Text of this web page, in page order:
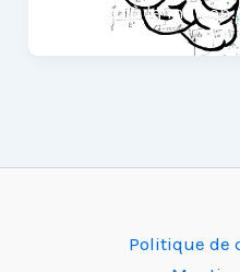
l’utiliser à la maison.
Politique de